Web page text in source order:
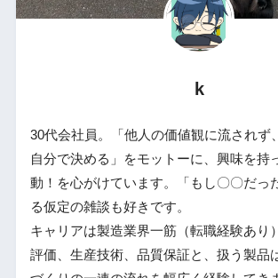
k
30代会社員。「他人の価値観に流されず
自分で決める」をモットーに、興味を持
動！を心がけています。「もし〇〇だっ
る仮定の雑談も好きです。
キャリアは製造業界一筋（転職経験あり
評価、生産技術、品質保証と、扱う製品